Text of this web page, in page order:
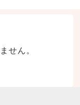
せん。